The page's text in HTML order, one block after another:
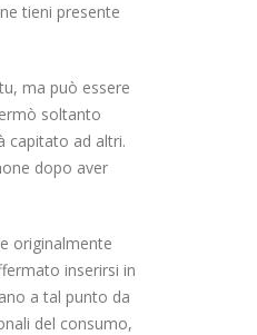
tieni presente
ma può essere
soltanto
capitato ad altri.
dopo aver
originalmente
inserirsi in
a tal punto da
del consumo,